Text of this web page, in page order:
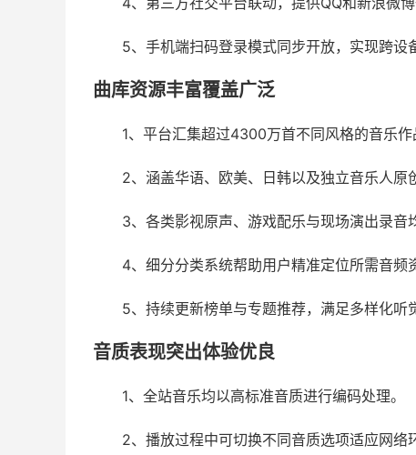
5、手机端扫码登录模式同步开放，实现跨设
曲库资源丰富覆盖广泛
1、平台汇集超过4300万首不同风格的音乐作
2、涵盖华语、欧美、日韩以及独立音乐人原
3、各类影视原声、游戏配乐与现场演出录音
4、细分分类系统帮助用户精准定位所需音频
5、持续更新榜单与专题推荐，满足多样化听
音质表现突出体验优良
1、全站音乐均以高标准音质进行编码处理。
2、播放过程中可切换不同音质选项适应网络